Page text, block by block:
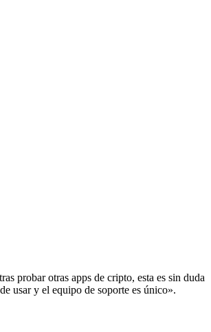
probar otras apps de cripto, esta es sin duda
usar y el equipo de soporte es único».